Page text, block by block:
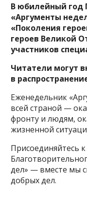
В юбилейный год
«Аргументы
«Поколения
героев Великой
участников
Читатели могут
в
Еженедельник
всей страной —
фронту и людям,
жизненной
Присоединяйтесь
дел» — вместе мы
добрых дел.